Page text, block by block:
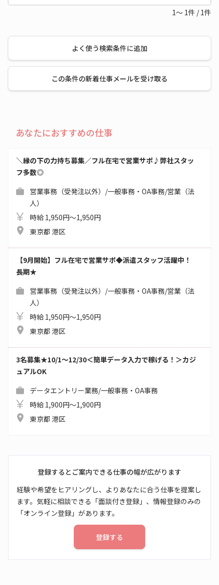
1～ 1件 / 1件
よく使う検索条件に追加
この条件の新着仕事メールを受け取る
あなたにおすすめの仕事
＼縁の下の力持ち募集／フル在宅で営業サポ♪弊社スタッ
フ多数◎
営業事務（受発注以外）/一般事務・OA事務/営業（法
人）
時給 1,950円～1,950円
東京都 港区
【9月開始】フル在宅で営業サポ◆派遣スタッフ活躍中！
長期★
営業事務（受発注以外）/一般事務・OA事務/営業（法
人）
時給 1,950円～1,950円
東京都 港区
3名募集★10/1～12/30＜簡単データ入力で稼げる！＞カジ
ュアルOK
データエントリー業務/一般事務・OA事務
時給 1,900円～1,900円
東京都 港区
登録するとご案内できる仕事の幅が広がります
経験や希望をヒアリングし、よりあなたに合う仕事を提案し
ます。気軽に相談できる「面談付き登録」、情報登録のみの
「オンライン登録」があります。
登録する